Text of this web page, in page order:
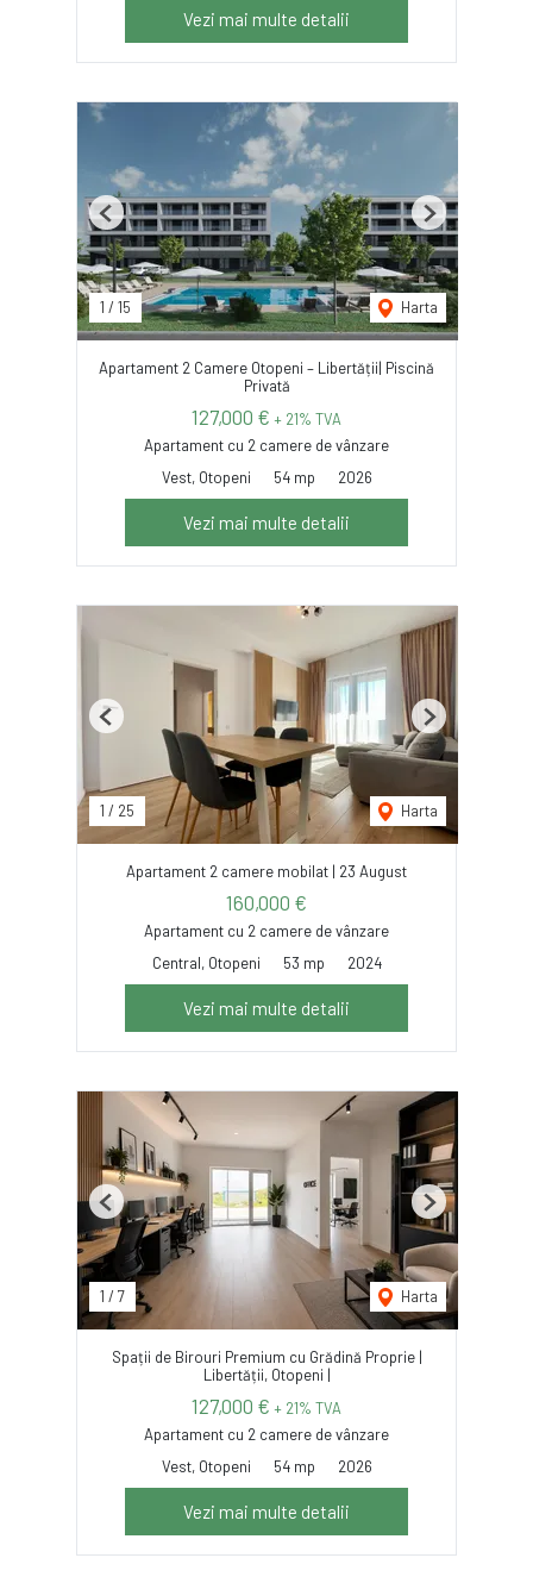
Vezi mai multe detalii
1 / 15 Harta
Previous Next
Apartament 2 Camere Otopeni – Libertății| Piscină
Privată
127,000 € + 21% TVA
Apartament cu 2 camere de vânzare
Vest, Otopeni
54 mp 2026
Vezi mai multe detalii
1 / 25 Harta
Previous Next
Apartament 2 camere mobilat | 23 August
160,000 €
Apartament cu 2 camere de vânzare
Central, Otopeni
53 mp 2024
Vezi mai multe detalii
1 / 7 Harta
Previous Next
Spații de Birouri Premium cu Grădină Proprie |
Libertății, Otopeni |
127,000 € + 21% TVA
Apartament cu 2 camere de vânzare
Vest, Otopeni
54 mp 2026
Vezi mai multe detalii